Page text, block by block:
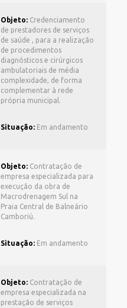
Objeto: Credenciamento
de prestadores de serviços
de saúde , para a realização
de procedimentos
diagnósticos e cirúrgicos
ambulatoriais de média
complexidade, de forma
complementar à rede
própria municipal.
Situação: Em andamento
Objeto: Contratação de
empresa especializada para
execução da obra de
Macrodrenagem Sul na
Praia Central de Balneário
Camboriú.
Situação: Em andamento
Objeto: Contratação de
empresa especializada na
prestação de serviços